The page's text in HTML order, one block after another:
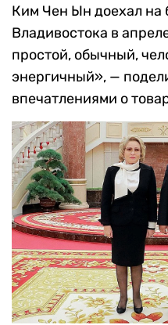
Ким Чен Ын доехал на
Владивостока в
простой, обычный,
энергичный», —
впечатлениями о